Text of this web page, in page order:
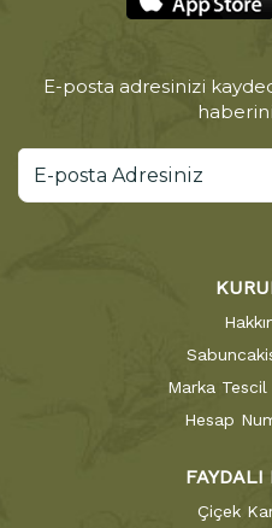
E-posta adresinizi
Marka
Hesap
FAYDALI
Çiçek